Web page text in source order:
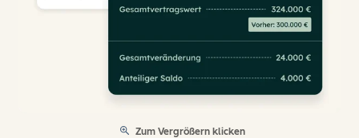
Zum Vergrößern klicken